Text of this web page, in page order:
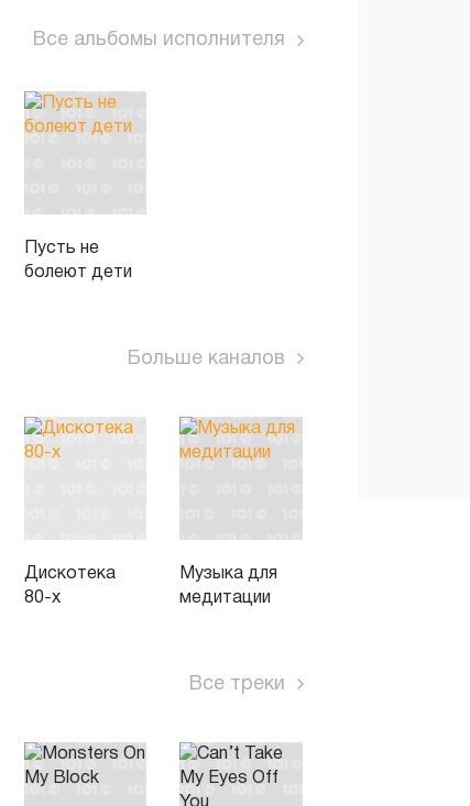
Все альбомы исполнителя
Пусть не
болеют дети
Больше каналов
Дискотека
80-х
Музыка для
медитации
Все треки